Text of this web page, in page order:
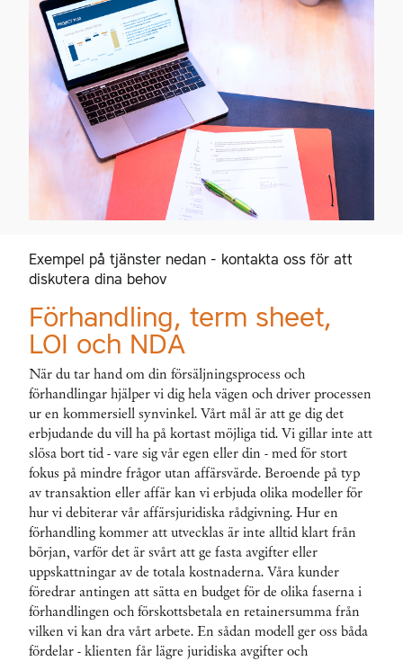
Exempel på tjänster nedan - kontakta oss för att
diskutera dina behov
Förhandling, term sheet,
LOI och NDA
När du tar hand om din försäljningsprocess och
förhandlingar hjälper vi dig hela vägen och driver processen
ur en kommersiell synvinkel. Vårt mål är att ge dig det
erbjudande du vill ha på kortast möjliga tid. Vi gillar inte att
slösa bort tid - vare sig vår egen eller din - med för stort
fokus på mindre frågor utan affärsvärde. Beroende på typ
av transaktion eller affär kan vi erbjuda olika modeller för
hur vi debiterar vår affärsjuridiska rådgivning. Hur en
förhandling kommer att utvecklas är inte alltid klart från
början, varför det är svårt att ge fasta avgifter eller
uppskattningar av de totala kostnaderna. Våra kunder
föredrar antingen att sätta en budget för de olika faserna i
förhandlingen och förskottsbetala en retainersumma från
vilken vi kan dra vårt arbete. En sådan modell ger oss båda
fördelar - klienten får lägre juridiska avgifter och